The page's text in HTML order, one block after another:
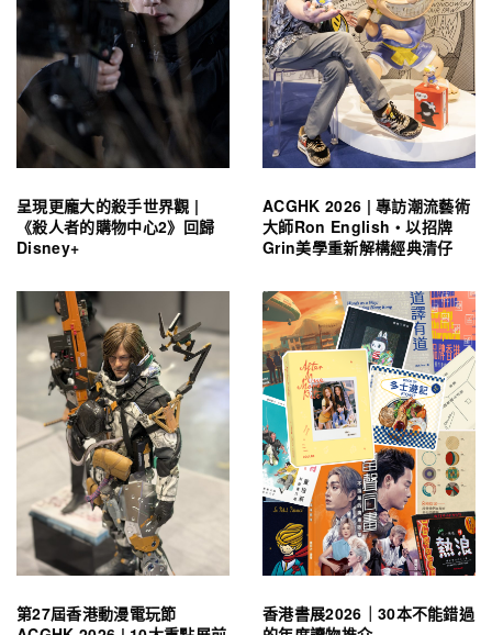
呈現更龐大的殺手世界觀 |
《殺人者的購物中心2》回歸
Disney+
ACGHK 2026 | 專訪潮流藝術
大師Ron English・以招牌
Grin美學重新解構經典清仔
第27屆香港動漫電玩節
香港書展2026｜30本不能錯過